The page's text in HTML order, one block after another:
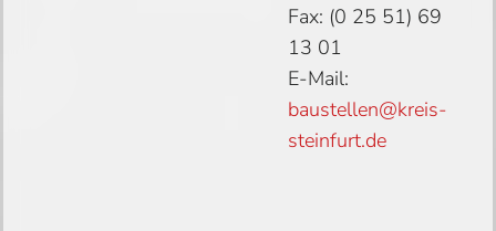
Fax: (0 25 51) 69
13 01
E-Mail:
baustellen@kreis-
steinfurt.de